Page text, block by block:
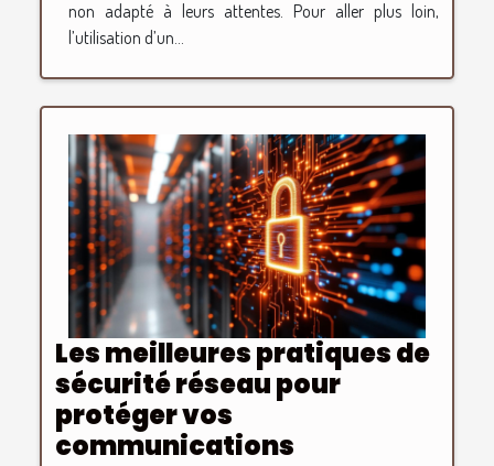
non adapté à leurs attentes. Pour aller plus loin,
l’utilisation d’un...
Les meilleures pratiques de
sécurité réseau pour
protéger vos
communications